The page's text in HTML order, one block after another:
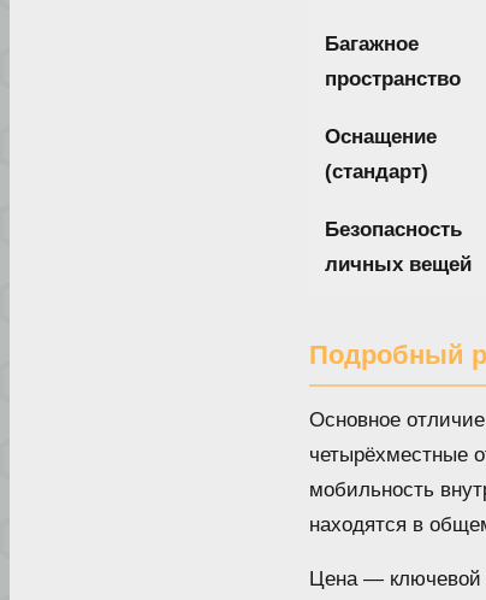
Багажное
пространство
Оснащение
(стандарт)
Безопасность
личных вещей
Подробный
Основное
четырёхместные
мобильность
находятся в
Цена — ключевой